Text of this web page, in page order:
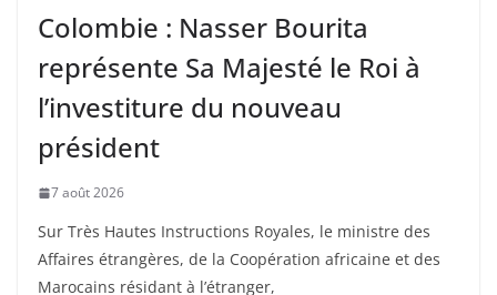
Colombie : Nasser Bourita
représente Sa Majesté le Roi à
l’investiture du nouveau
président
7 août 2026
Sur Très Hautes Instructions Royales, le ministre des
Affaires étrangères, de la Coopération africaine et des
Marocains résidant à l’étranger,